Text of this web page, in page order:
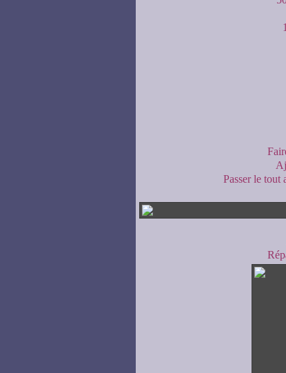
Passer le tout